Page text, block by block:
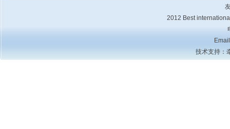
2012 Best
技术支持：